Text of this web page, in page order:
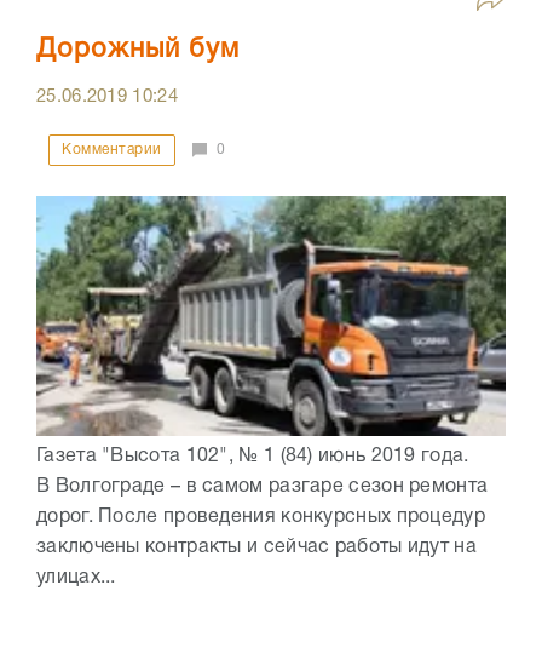
Дорожный бум
25.06.2019 10:24
Комментарии 0
Газета "Высота 102", № 1 (84) июнь 2019 года.
В Волгограде – в самом разгаре сезон ремонта
дорог. После проведения конкурсных процедур
заключены контракты и сейчас работы идут на
улицах...